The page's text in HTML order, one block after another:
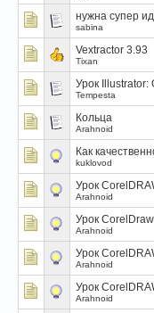
нужна супер
sabina
Vextractor 3.93
Tixan
Урок Illustrator:
Tempesta
Кольца
Arahnoid
Как
kuklovod
Урок
Arahnoid
Урок
Arahnoid
Урок
Arahnoid
Урок
Arahnoid